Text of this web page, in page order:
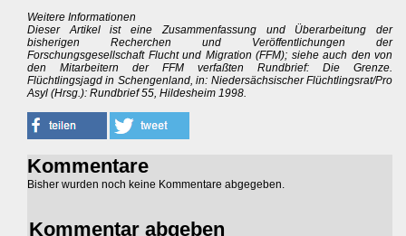
Weitere Informationen
Dieser Artikel ist eine Zusammenfassung und Überarbeitung der
bisherigen Recherchen und Veröffentlichungen der
Forschungsgesellschaft Flucht und Migration (FFM); siehe auch den von
den Mitarbeitern der FFM verfaßten Rundbrief: Die Grenze.
Flüchtlingsjagd in Schengenland, in: Niedersächsischer Flüchtlingsrat/Pro
Asyl (Hrsg.): Rundbrief 55, Hildesheim 1998.
Kommentare
Bisher wurden noch keine Kommentare abgegeben.
Kommentar abgeben